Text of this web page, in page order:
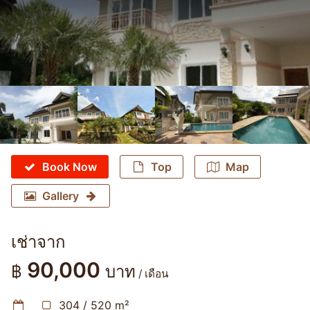
Book Now Top Map
Gallery
เช่าจาก
฿ 90,000 บาท / เดือน
304 / 520 m²